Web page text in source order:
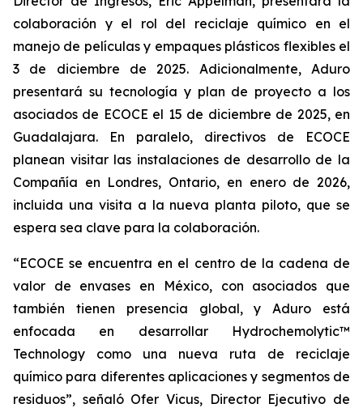
colaboración y el rol del reciclaje químico en el
manejo de películas y empaques plásticos flexibles el
3 de diciembre de 2025. Adicionalmente, Aduro
presentará su tecnología y plan de proyecto a los
asociados de ECOCE el 15 de diciembre de 2025, en
Guadalajara. En paralelo, directivos de ECOCE
planean visitar las instalaciones de desarrollo de la
Compañía en Londres, Ontario, en enero de 2026,
incluida una visita a la nueva planta piloto, que se
espera sea clave para la colaboración.
“ECOCE se encuentra en el centro de la cadena de
valor de envases en México, con asociados que
también tienen presencia global, y Aduro está
enfocada en desarrollar Hydrochemolytic™
Technology como una nueva ruta de reciclaje
químico para diferentes aplicaciones y segmentos de
residuos”, señaló Ofer Vicus, Director Ejecutivo de